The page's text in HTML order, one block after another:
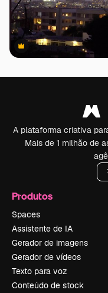
Premium
Premium
A plataforma criativa
Mais de 1 milhão de
Produtos
Spaces
Assistente de IA
Gerador de imagens
Gerador de vídeos
Texto para voz
Conteúdo de stock